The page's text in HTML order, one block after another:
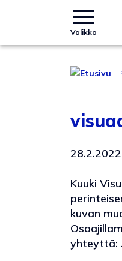
Valikko
28.2.2022
Kuuki
kuvan
yhteyttä: